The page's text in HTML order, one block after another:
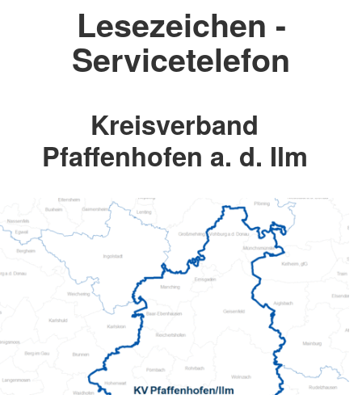
Lesezeichen -
Servicetelefon
Kreisverband
Pfaffenhofen a. d. Ilm